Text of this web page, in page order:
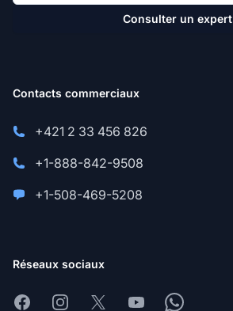
Consulter un expert
Contacts commerciaux
+421 2 33 456 826
+1-888-842-9508
+1-508-469-5208
Réseaux sociaux
FacebookInstagram
X YoutubeWhatsapp